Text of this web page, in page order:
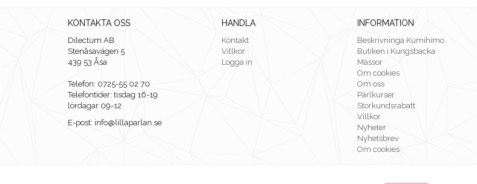
KONTAKTA OSS
Dilectum AB
Stenåsavägen 5
439 53 Åsa
Telefon: 0725-55 02 70
Telefontider: tisdag 16-19
lördagar 09-12
E-post: info@lillaparlan.se
HANDLA
Kontakt
Villkor
Logga in
INFORMATION
Beskrivninga Kumihimo
Butiken i Kungsbacka
Mässor
Om cookies
Om oss
Pärlkurser
Storkundsrabatt
Villkor
Nyheter
Nyhetsbrev
Om cookies